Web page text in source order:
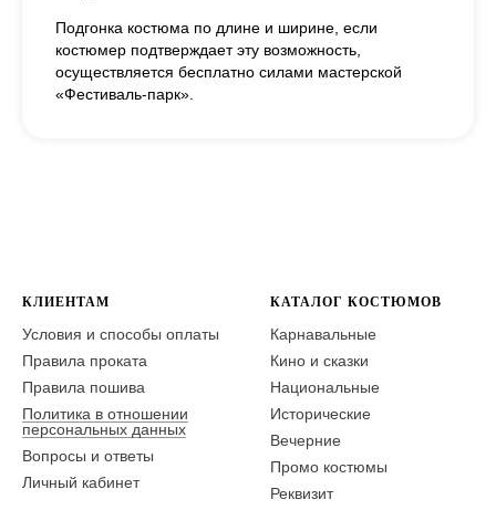
Подгонка костюма по длине и ширине, если
костюмер подтверждает эту возможность,
осуществляется бесплатно силами мастерской
«Фестиваль-парк».
КЛИЕНТАМ
Условия и способы оплаты
Правила проката
Правила пошива
Политика в отношении
персональных данных
Вопросы и ответы
Личный кабинет
КАТАЛОГ КОСТЮМОВ
Карнавальные
Кино и сказки
Национальные
Исторические
Вечерние
Промо костюмы
Реквизит